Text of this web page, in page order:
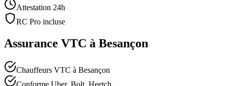
Attestation 24h
RC Pro incluse
Assurance VTC à Besançon
Chauffeurs VTC à Besançon
Conforme Uber, Bolt, Heetch